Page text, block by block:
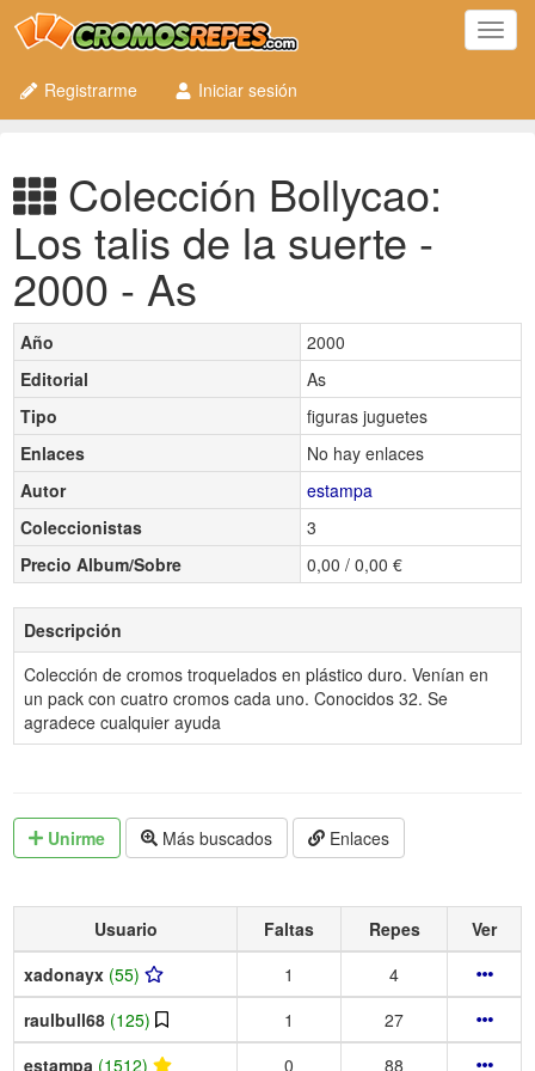
Registrarme
Iniciar sesión
Colección Bollycao:
Los talis de la suerte -
2000 - As
Año
2000
Editorial
As
Tipo
figuras juguetes
Enlaces
No hay enlaces
Autor
estampa
Coleccionistas
3
Precio Album/Sobre
0,00 / 0,00 €
Descripción
Colección de cromos troquelados en plástico duro. Venían en
un pack con cuatro cromos cada uno. Conocidos 32. Se
agradece cualquier ayuda
Unirme Más buscados Enlaces
Usuario Faltas Repes
Ver
xadonayx (55) 1
4
raulbull68 (125) 1
27
estampa (1512) 0 88